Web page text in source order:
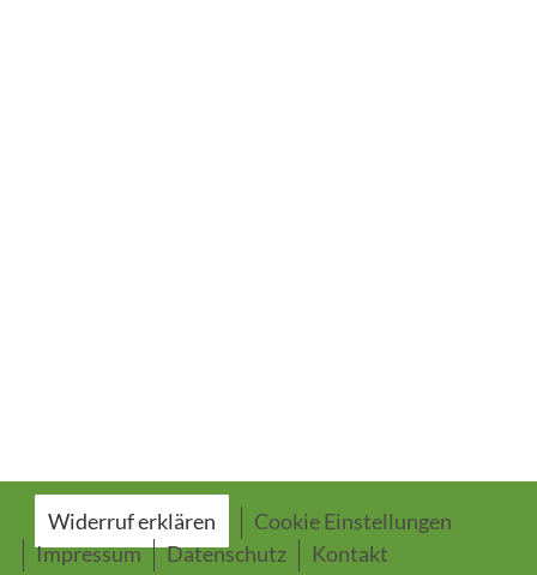
Widerruf erklären
Cookie Einstellungen
Impressum
Datenschutz Kontakt